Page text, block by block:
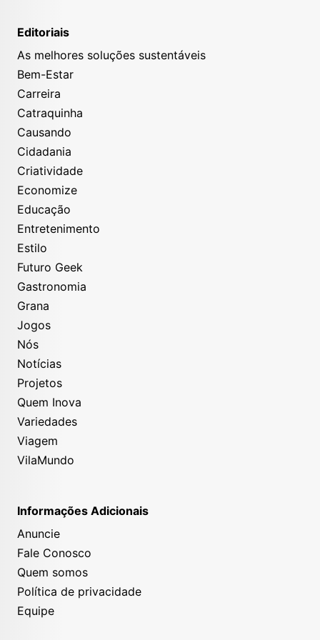
Editoriais
As melhores soluções sustentáveis
Bem-Estar
Carreira
Catraquinha
Causando
Cidadania
Criatividade
Economize
Educação
Entretenimento
Estilo
Futuro Geek
Gastronomia
Grana
Jogos
Nós
Notícias
Projetos
Quem Inova
Variedades
Viagem
VilaMundo
Informações Adicionais
Anuncie
Fale Conosco
Quem somos
Política de privacidade
Equipe